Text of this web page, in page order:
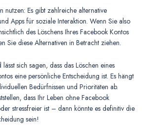
nutzen: Es gibt zahlreiche alternative
Apps für soziale Interaktion. Wenn Sie also
des Löschens Ihres Facebook Kontos
Sie diese Alternativen in Betracht ziehen.
sich sagen, dass das Löschen eines
eine persönliche Entscheidung ist. Es hängt
Bedürfnissen und Prioritäten ab.
dass Ihr Leben ohne Facebook
stressfreier ist – dann könnte es definitiv die
sein!